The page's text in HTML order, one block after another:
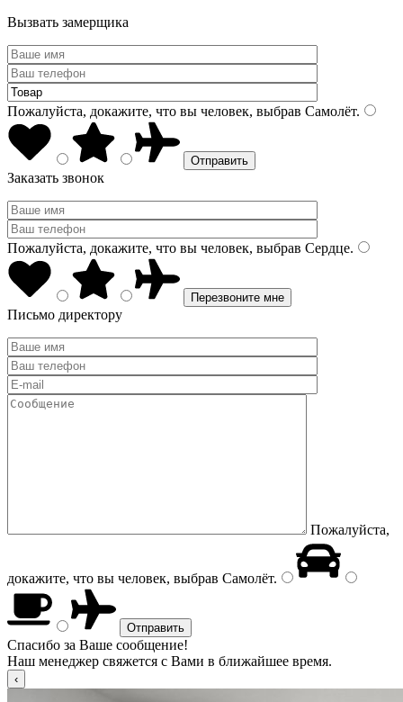
Вызвать замерщика
Пожалуйста, докажите, что вы человек, выбрав Самолёт.
Заказать звонок
Пожалуйста, докажите, что вы человек, выбрав Сердце.
Письмо директору
Пожалуйста,
докажите, что вы человек, выбрав Самолёт.
Спасибо за Ваше сообщение!
Наш менеджер свяжется с Вами в ближайшее время.